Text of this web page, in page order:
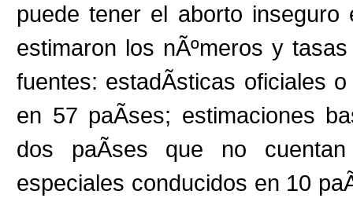
puede tener el aborto
estimaron los nÃºmeros y
fuentes: estadÃ­sticas oficiales
en 57 paÃ­ses; estimaciones
dos paÃ­ses que no cuentan
especiales conducidos en 10